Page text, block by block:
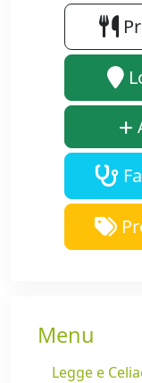
Menu
Legge e